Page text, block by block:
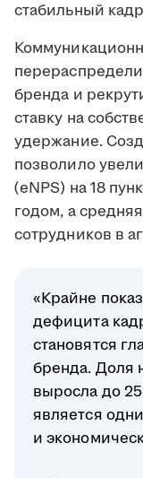
стабильный
бренда и
ставку на
удержание.
позволило
(eNPS) на 18
годом, а
сотрудников в
«Крайне
дефицита
становятся
бренда. Доля
выросла до
является
и